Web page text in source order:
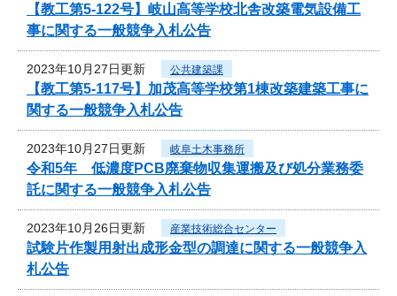
【教工第5-122号】岐山高等学校北舎改築電気設備工
事に関する一般競争入札公告
2023年10月27日更新 公共建築課
【教工第5-117号】加茂高等学校第1棟改築建築工事に
関する一般競争入札公告
2023年10月27日更新 岐阜土木事務所
令和5年 低濃度PCB廃棄物収集運搬及び処分業務委
託に関する一般競争入札公告
2023年10月26日更新 産業技術総合センター
試験片作製用射出成形金型の調達に関する一般競争入
札公告